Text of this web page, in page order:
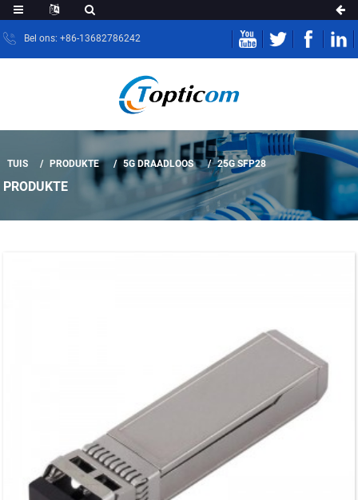
Bel ons: +86-13682786242
TUIS PRODUKTE 5G DRAADLOOS 25G SFP28
PRODUKTE